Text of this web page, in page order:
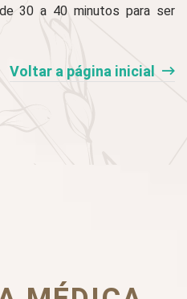
30 a 40 minutos para ser
Voltar a página inicial